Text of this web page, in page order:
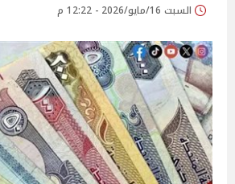
السبت 16/مايو/2026 - 12:22 م